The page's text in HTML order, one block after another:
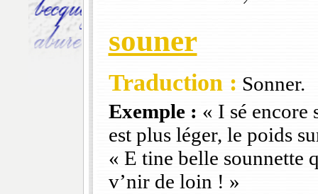
souner
Traduction : Sonner.
Exemple : « I sé encore
est plus léger, le poids
« E tine belle sounnette
v’nir de loin ! »